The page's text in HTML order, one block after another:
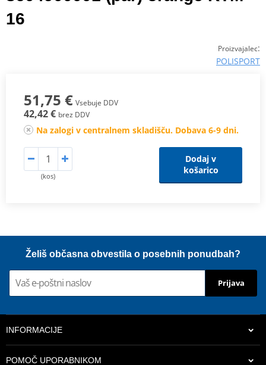
16
Proizvajalec:
POLISPORT
51,75 € Vsebuje DDV
42,42 € brez DDV
Na zalogi v centralnem skladišču. Dobava 6-9 dni.
(kos)
Dodaj v
košarico
Želiš občasna obvestila o posebnih ponudbah?
Prijava
INFORMACIJE
POMOČ UPORABNIKOM